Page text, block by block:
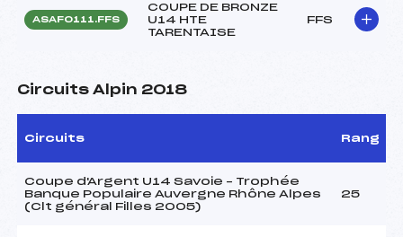
ASAF0111.FFS
COUPE DE BRONZE
U14 HTE
TARENTAISE
FFS
Circuits Alpin 2018
Circuits Rang
Coupe d'Argent U14 Savoie – Trophée
Banque Populaire Auvergne Rhône Alpes
(Clt général Filles 2005)
25